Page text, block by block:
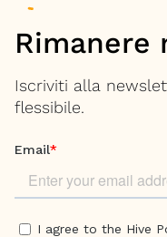
Rimanere
Iscriviti alla
flessibile.